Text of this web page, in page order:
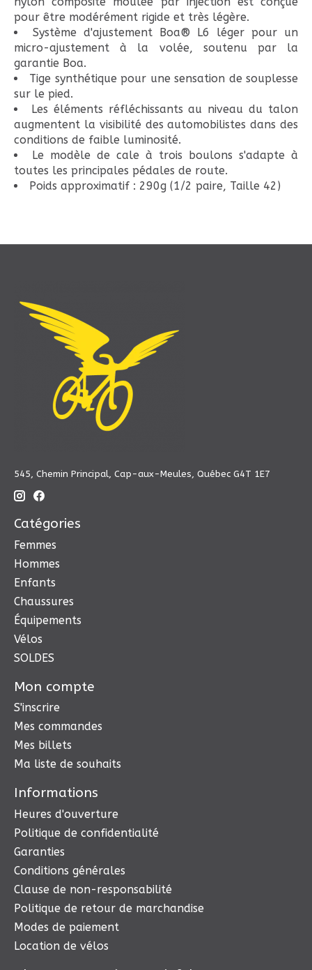
pour être modérément rigide et très légère.
Système d'ajustement Boa® L6 léger pour un
micro-ajustement à la volée, soutenu par la
garantie Boa.
Tige synthétique pour une sensation de souplesse
sur le pied.
Les éléments réfléchissants au niveau du talon
augmentent la visibilité des automobilistes dans des
conditions de faible luminosité.
Le modèle de cale à trois boulons s'adapte à
toutes les principales pédales de route.
Poids approximatif : 290g (1/2 paire, Taille 42)
545, Chemin Principal, Cap-aux-Meules, Québec G4T 1E7
Catégories
Femmes
Hommes
Enfants
Chaussures
Équipements
Vélos
SOLDES
Mon compte
S'inscrire
Mes commandes
Mes billets
Ma liste de souhaits
Informations
Heures d'ouverture
Politique de confidentialité
Garanties
Conditions générales
Clause de non-responsabilité
Politique de retour de marchandise
Modes de paiement
Location de vélos